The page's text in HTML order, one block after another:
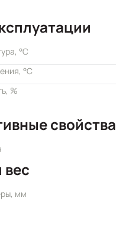
°C
°C
%
свойства
вес
мм